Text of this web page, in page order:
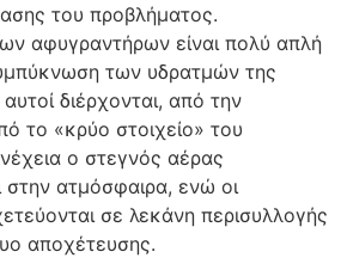
του προβλήματος.
αφυγραντήρων είναι πολύ απλή
των υδρατμών της
διέρχονται, από την
το «κρύο στοιχείο» του
ο στεγνός αέρας
στην ατμόσφαιρα, ενώ οι
σε λεκάνη περισυλλογής
αποχέτευσης.